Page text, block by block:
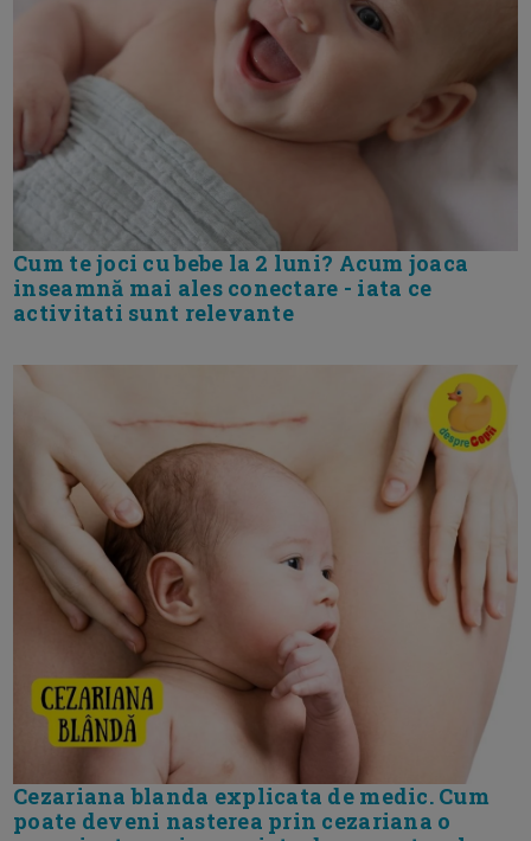
Cum te joci cu bebe la 2 luni? Acum joaca
inseamnă mai ales conectare - iata ce
activitati sunt relevante
Cezariana blanda explicata de medic. Cum
poate deveni nasterea prin cezariana o